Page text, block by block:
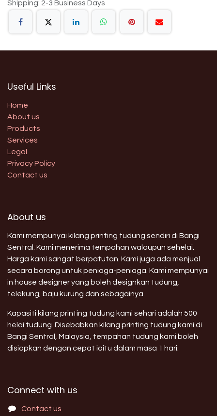
Shipping: 2-3 Business Days
Useful Links
Home
About us
Products
Services
Legal
Privacy Policy
Contact us
About us
Kami mempunyai kilang printing tudung sendiri di Bangi
Sentral. Kami menerima tempahan walaupun sehelai.
Harga kami sangat berpatutan. Kami juga ada menjual
secara borong untuk peniaga-peniaga. Kami mempunyai
in house designer yang boleh designkan tudung,
telekung, baju kurung dan sebagainya.
Kapasiti kilang printing tudung kami sehari adalah 500
helai tudung. Disebabkan kilang printing tudung kami di
Bangi Sentral, Malaysia, tempahan tudung kami boleh
disiapkan dengan cepat iaitu dalam masa 1 hari.
Connect with us
Contact us